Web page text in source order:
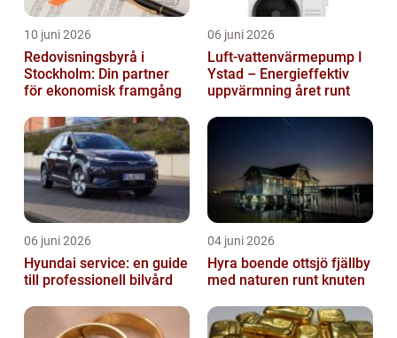
10 juni 2026
Redovisningsbyrå i
Stockholm: Din partner
för ekonomisk framgång
06 juni 2026
Luft-vattenvärmepump I
Ystad – Energieffektiv
uppvärmning året runt
06 juni 2026
Hyundai service: en guide
till professionell bilvård
04 juni 2026
Hyra boende ottsjö fjällby
med naturen runt knuten